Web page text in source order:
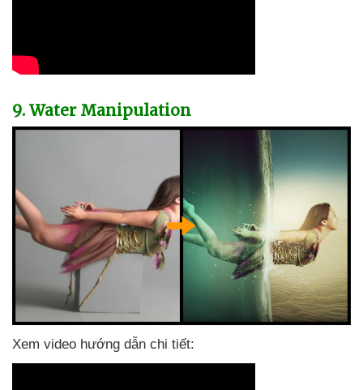
9. Water Manipulation
Xem video hướng dẫn chi tiết: